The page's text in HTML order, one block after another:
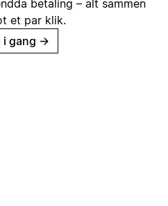
betaling – alt sammen
et par klik.
i gang →